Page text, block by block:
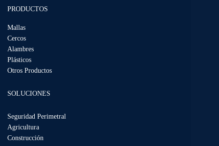
PRODUCTOS
Mallas
Cercos
Alambres
Plásticos
Otros Productos
SOLUCIONES
Seguridad Perimetral
Agricultura
Construcción